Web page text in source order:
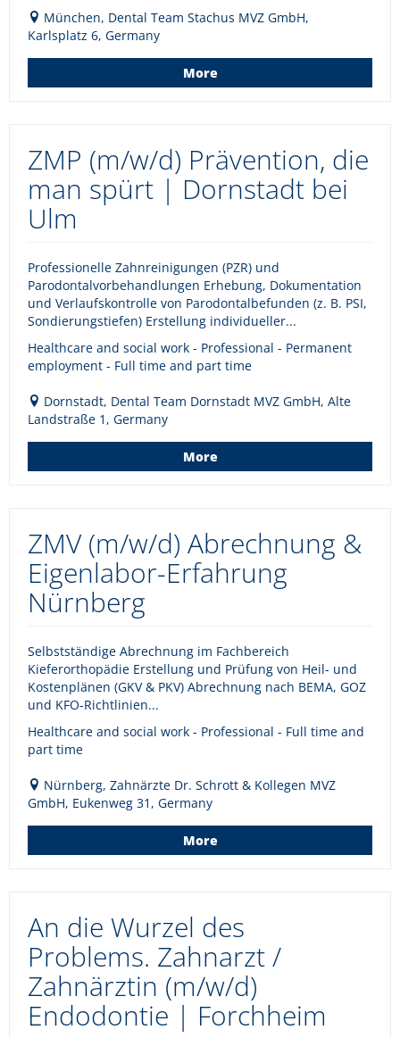
München, Dental Team Stachus MVZ GmbH,
Karlsplatz 6, Germany
More
ZMP (m/w/d) Prävention, die
man spürt | Dornstadt bei
Ulm
Professionelle Zahnreinigungen (PZR) und
Parodontalvorbehandlungen Erhebung, Dokumentation
und Verlaufskontrolle von Parodontalbefunden (z. B. PSI,
Sondierungstiefen) Erstellung individueller...
Healthcare and social work - Professional - Permanent
employment - Full time and part time
Dornstadt, Dental Team Dornstadt MVZ GmbH, Alte
Landstraße 1, Germany
More
ZMV (m/w/d) Abrechnung &
Eigenlabor-Erfahrung
Nürnberg
Selbstständige Abrechnung im Fachbereich
Kieferorthopädie Erstellung und Prüfung von Heil- und
Kostenplänen (GKV & PKV) Abrechnung nach BEMA, GOZ
und KFO-Richtlinien...
Healthcare and social work - Professional - Full time and
part time
Nürnberg, Zahnärzte Dr. Schrott & Kollegen MVZ
GmbH, Eukenweg 31, Germany
More
An die Wurzel des
Problems. Zahnarzt /
Zahnärztin (m/w/d)
Endodontie | Forchheim